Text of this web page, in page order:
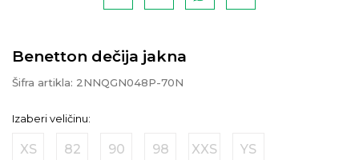
Benetton dečija jakna
Šifra artikla: 2NNQGN048P-70N
Izaberi veličinu:
XS 82 90 98 XXS YS